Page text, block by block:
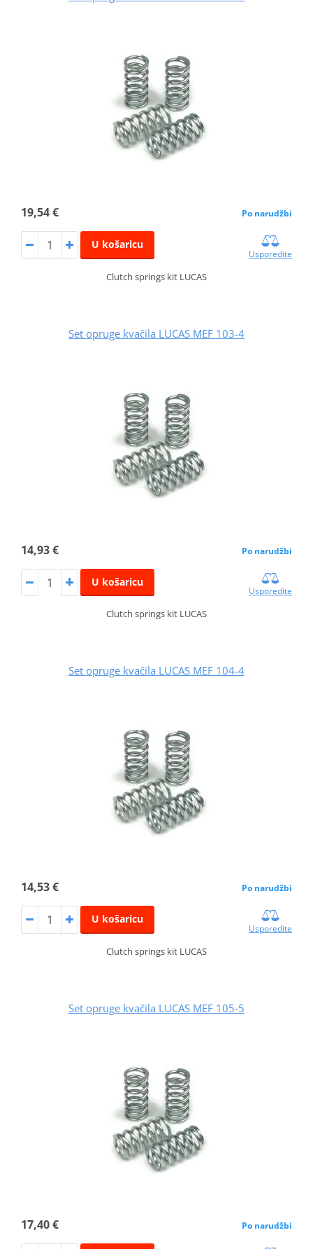
19,54 € Po narudžbi
U košaricu
Usporedite
Clutch springs kit LUCAS
Set opruge kvačila LUCAS MEF 103-4
14,93 € Po narudžbi
U košaricu
Usporedite
Clutch springs kit LUCAS
Set opruge kvačila LUCAS MEF 104-4
14,53 € Po narudžbi
U košaricu
Usporedite
Clutch springs kit LUCAS
Set opruge kvačila LUCAS MEF 105-5
17,40 € Po narudžbi